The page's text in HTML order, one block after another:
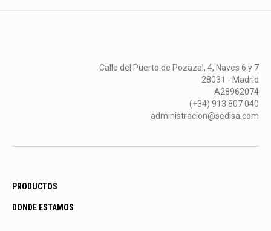
Calle del Puerto de Pozazal, 4, Naves 6 y 7
28031 - Madrid
A28962074
(+34) 913 807 040
administracion@sedisa.com
PRODUCTOS
DONDE ESTAMOS